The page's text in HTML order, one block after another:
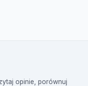
opinie, porównuj